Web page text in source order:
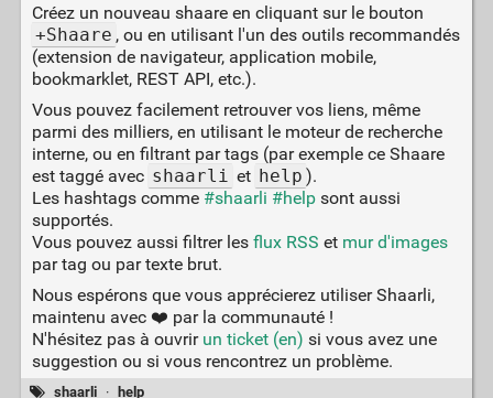
Créez un nouveau shaare en cliquant sur le bouton
+Shaare , ou en utilisant l'un des outils recommandés
(extension de navigateur, application mobile,
bookmarklet, REST API, etc.).
Vous pouvez facilement retrouver vos liens, même
parmi des milliers, en utilisant le moteur de recherche
interne, ou en filtrant par tags (par exemple ce Shaare
est taggé avec shaarli et help ).
Les hashtags comme #shaarli #helpsont aussi
supportés.
Vous pouvez aussi filtrer les flux RSS et mur d'images
par tag ou par texte brut.
Nous espérons que vous apprécierez utiliser Shaarli,
maintenu avec ❤️ par la communauté !
N'hésitez pas à ouvrir un ticket (en) si vous avez une
suggestion ou si vous rencontrez un problème.
shaarli · help